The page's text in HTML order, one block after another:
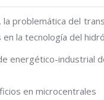
la problemática del
la tecnología del
energético-industrial
en microcentrales